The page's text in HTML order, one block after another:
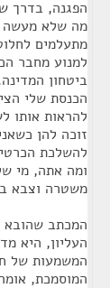
הפגנה, בדרך
מה שלא מעשה
מתעלמים
למנוע מחבר
ביטחון
הכנסת שלי
להראות אותו
זוכה להן
להשלכת
ומה אתה, מי
משטרה וצבא
המכתב שהובא
העליון, היא
המשמעות של
המוסמכת,